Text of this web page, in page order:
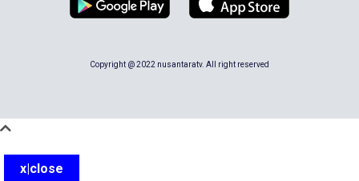
Copyright @ 2022 nusantaratv. All right reserved
x|close